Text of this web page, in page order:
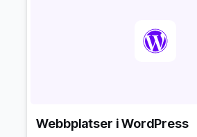
Webbplatser i WordPress